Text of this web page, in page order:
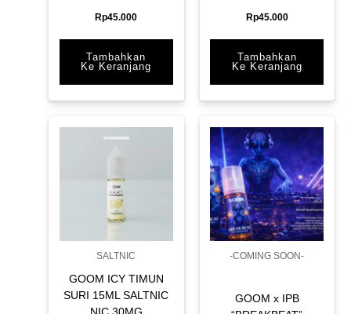
Rp45.000
Tambahkan
Ke Keranjang
Rp45.000
Tambahkan
Ke Keranjang
SALTNIC
GOOM ICY TIMUN
SURI 15ML SALTNIC
-COMING SOON-
GOOM x IPB